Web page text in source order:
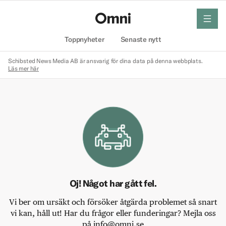
Toppnyheter Senaste nytt
meny
Schibsted News Media AB är ansvarig för dina data på denna webbplats.
Läs mer här
Oj! Något har gått fel.
Vi ber om ursäkt och försöker åtgärda problemet så snart
vi kan, håll ut! Har du frågor eller funderingar? Mejla oss